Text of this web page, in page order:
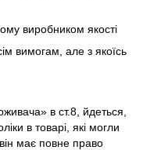
виробником якості
вимогам, але з якоїсь
в ст.8, йдеться,
в товарі, які могли
має повне право